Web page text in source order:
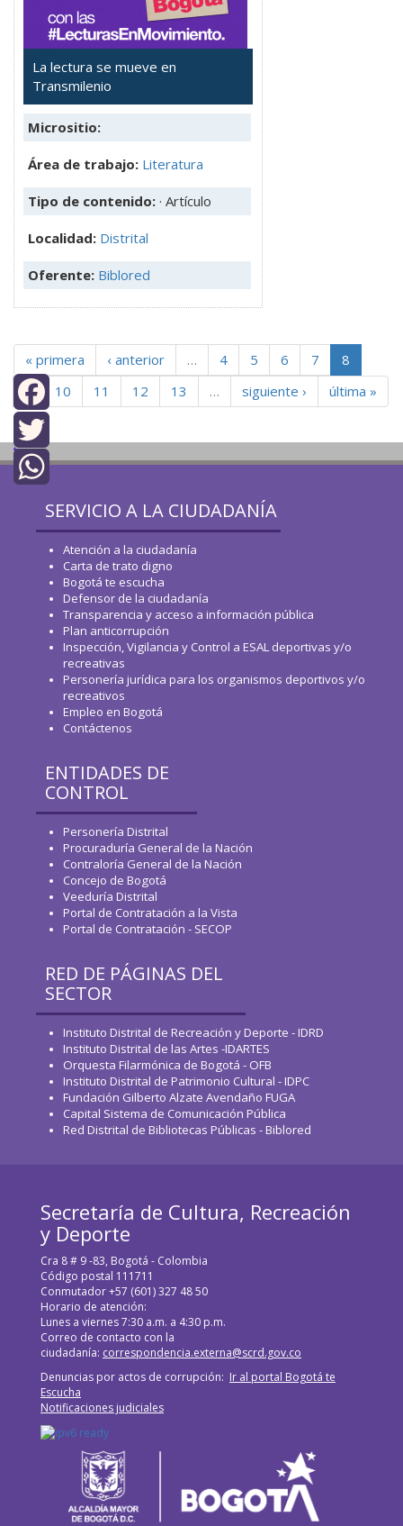
La lectura se mueve en
Transmilenio
Micrositio:
Área de trabajo: Literatura
Tipo de contenido: · Artículo
Localidad: Distrital
Oferente: Biblored
« primera ‹ anterior … 4 5 6 7
8
9
10 11 12 13 … siguiente › última »
Facebook
Twitter
WhatsApp
top
SERVICIO A LA CIUDADANÍA
Atención a la ciudadanía
Carta de trato digno
Bogotá te escucha
Defensor de la ciudadanía
Transparencia y acceso a información pública
Plan anticorrupción
Inspección, Vigilancia y Control a ESAL deportivas y/o
recreativas
Personería jurídica para los organismos deportivos y/o
recreativos
Empleo en Bogotá
Contáctenos
ENTIDADES DE
CONTROL
Personería Distrital
Procuraduría General de la Nación
Contraloría General de la Nación
Concejo de Bogotá
Veeduría Distrital
Portal de Contratación a la Vista
Portal de Contratación - SECOP
RED DE PÁGINAS DEL
SECTOR
Instituto Distrital de Recreación y Deporte - IDRD
Instituto Distrital de las Artes -IDARTES
Orquesta Filarmónica de Bogotá - OFB
Instituto Distrital de Patrimonio Cultural - IDPC
Fundación Gilberto Alzate Avendaño FUGA
Capital Sistema de Comunicación Pública
Red Distrital de Bibliotecas Públicas - Biblored
Secretaría de Cultura, Recreación
y Deporte
Cra 8 # 9 -83, Bogotá - Colombia
Código postal 111711
Conmutador +57 (601) 327 48 50
Horario de atención:
Lunes a viernes 7:30 a.m. a 4:30 p.m.
Correo de contacto con la
ciudadanía: correspondencia.externa@scrd.gov.co
Denuncias por actos de corrupción: Ir al portal Bogotá te
Escucha
Notificaciones judiciales